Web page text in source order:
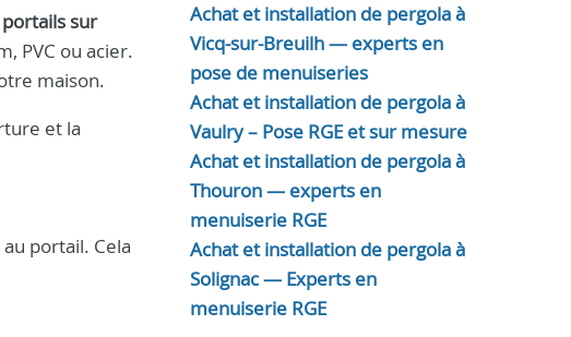
portails sur
PVC ou acier.
maison.
et la
portail. Cela
Achat et installation de pergola à
Vicq-sur-Breuilh — experts en
pose de menuiseries
Achat et installation de pergola à
Vaulry – Pose RGE et sur mesure
Achat et installation de pergola à
Thouron — experts en
menuiserie RGE
Achat et installation de pergola à
Solignac — Experts en
menuiserie RGE